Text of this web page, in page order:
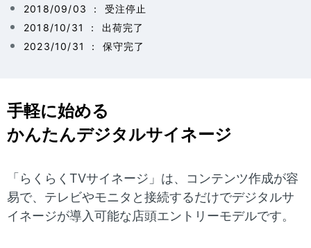
ま
す
2018/09/03 ： 受注停止
2018/10/31 ： 出荷完了
2023/10/31 ： 保守完了
手軽に始める
かんたんデジタルサイネージ
「らくらくTVサイネージ」は、コンテンツ作成が容
易で、テレビやモニタと接続するだけでデジタルサ
イネージが導入可能な店頭エントリーモデルです。